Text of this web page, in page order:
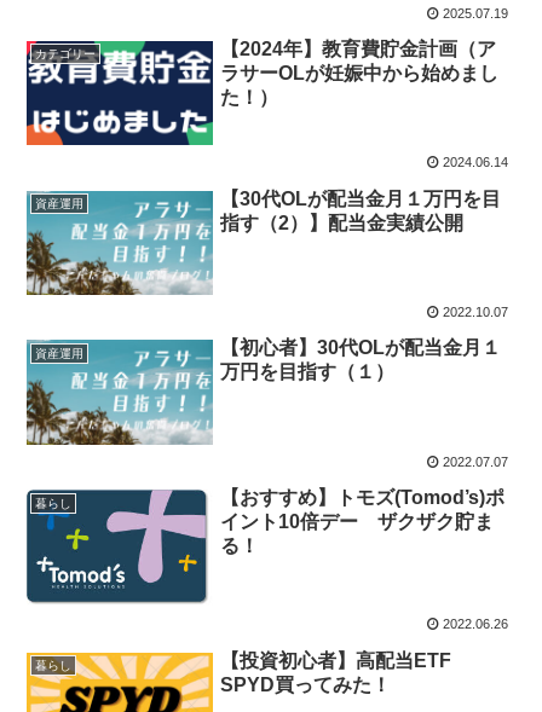
2025.07.19
カテゴリー
【2024年】教育費貯金計画（ア
ラサーOLが妊娠中から始めまし
た！）
2024.06.14
資産運用
【30代OLが配当金月１万円を目
指す（2）】配当金実績公開
2022.10.07
資産運用
【初心者】30代OLが配当金月１
万円を目指す（１）
2022.07.07
暮らし
【おすすめ】トモズ(Tomod’s)ポ
イント10倍デー ザクザク貯ま
る！￼
2022.06.26
暮らし
【投資初心者】高配当ETF
SPYD買ってみた！